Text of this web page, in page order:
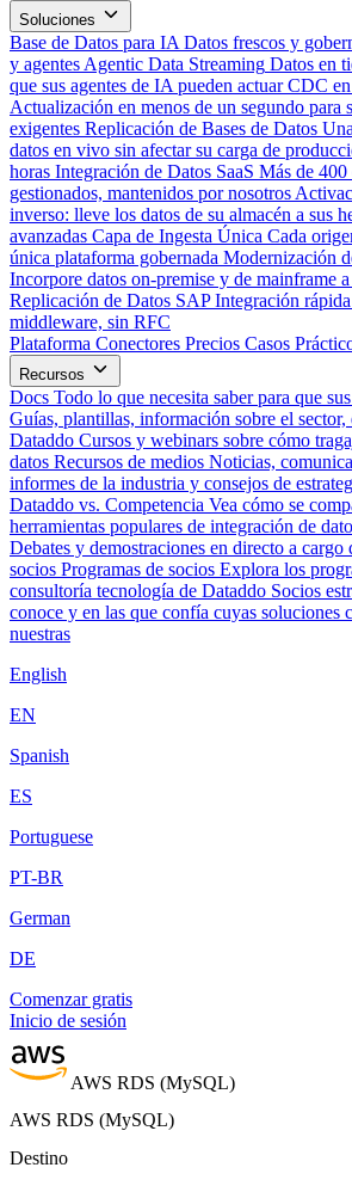
Soluciones
Base de Datos para IA Datos frescos y
y agentes Agentic Data Streaming Datos en
que sus agentes de IA pueden actuar CDC
Actualización en menos de un segundo para
exigentes Replicación de Bases de Datos
datos en vivo sin afectar su carga de
horas Integración de Datos SaaS Más de 400
gestionados, mantenidos por nosotros
inverso: lleve los datos de su almacén a sus
avanzadas Capa de Ingesta Única Cada
única plataforma gobernada Modernización
Incorpore datos on-premise y de mainframe
Replicación de Datos SAP Integración
middleware, sin RFC
Plataforma Conectores Precios Casos
Recursos
Docs Todo lo que necesita saber para que
Guías, plantillas, información sobre el sector,
Dataddo Cursos y webinars sobre cómo
datos Recursos de medios Noticias,
informes de la industria y consejos de
Dataddo vs. Competencia Vea cómo se
herramientas populares de integración de
Debates y demostraciones en directo a cargo
socios Programas de socios Explora los
consultoría tecnología de Dataddo Socios
conoce y en las que confía cuyas soluciones
nuestras
English
EN
Spanish
ES
Portuguese
PT-BR
German
DE
Comenzar gratis
Inicio de sesión
AWS RDS (MySQL)
AWS RDS (MySQL)
Destino